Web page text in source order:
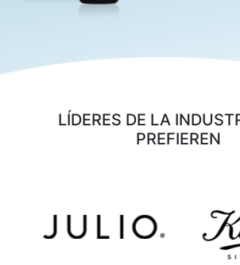
LÍDERES DE LA
PREFIEREN